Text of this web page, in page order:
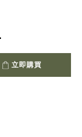
立即購買